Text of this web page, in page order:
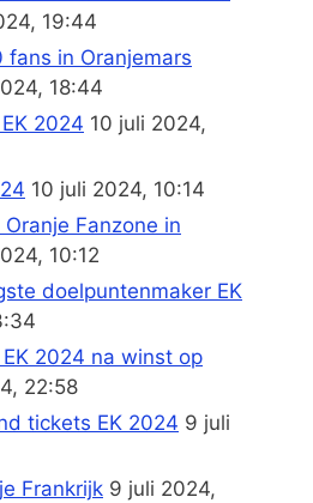
19:44
in Oranjemars
18:44
2024 10 juli 2024,
10 juli 2024, 10:14
Fanzone in
10:12
doelpuntenmaker EK
2024 na winst op
22:58
tickets EK 2024 9 juli
Frankrijk 9 juli 2024,